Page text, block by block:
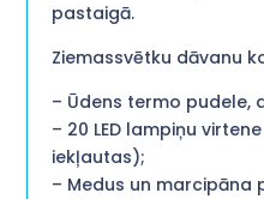
pastaigā.
Ziemassvētku dāvanu
– Ūdens termo pudele,
– 20 LED lampiņu
iekļautas);
– Medus un marcipāna